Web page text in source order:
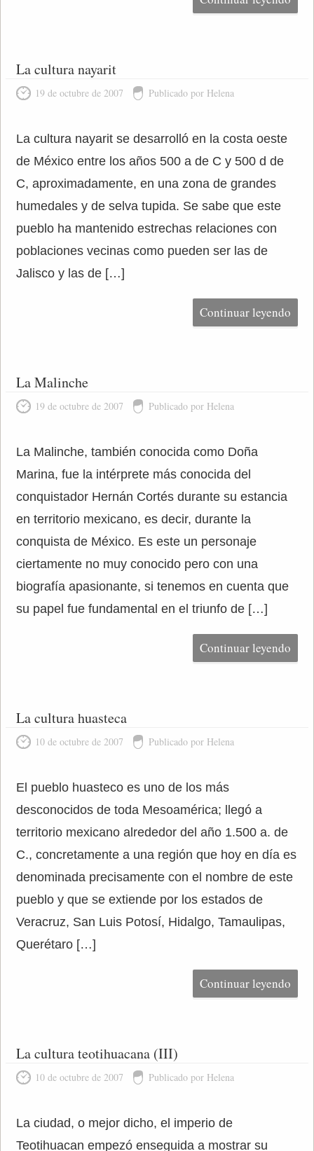
La cultura nayarit
19 de octubre de 2007 Publicado por Helena
La cultura nayarit se desarrolló en la costa oeste
de México entre los años 500 a de C y 500 d de
C, aproximadamente, en una zona de grandes
humedales y de selva tupida. Se sabe que este
pueblo ha mantenido estrechas relaciones con
poblaciones vecinas como pueden ser las de
Jalisco y las de […]
Continuar leyendo
La Malinche
19 de octubre de 2007 Publicado por Helena
La Malinche, también conocida como Doña
Marina, fue la intérprete más conocida del
conquistador Hernán Cortés durante su estancia
en territorio mexicano, es decir, durante la
conquista de México. Es este un personaje
ciertamente no muy conocido pero con una
biografía apasionante, si tenemos en cuenta que
su papel fue fundamental en el triunfo de […]
Continuar leyendo
La cultura huasteca
10 de octubre de 2007 Publicado por Helena
El pueblo huasteco es uno de los más
desconocidos de toda Mesoamérica; llegó a
territorio mexicano alrededor del año 1.500 a. de
C., concretamente a una región que hoy en día es
denominada precisamente con el nombre de este
pueblo y que se extiende por los estados de
Veracruz, San Luis Potosí, Hidalgo, Tamaulipas,
Querétaro […]
Continuar leyendo
La cultura teotihuacana (III)
10 de octubre de 2007 Publicado por Helena
La ciudad, o mejor dicho, el imperio de
Teotihuacan empezó enseguida a mostrar su